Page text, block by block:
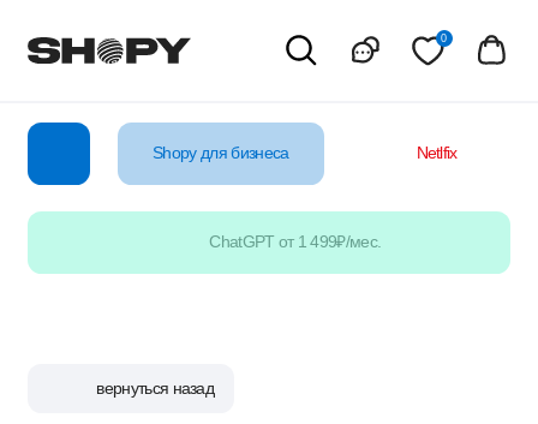
ChatGPT от 1 499₽/мес.